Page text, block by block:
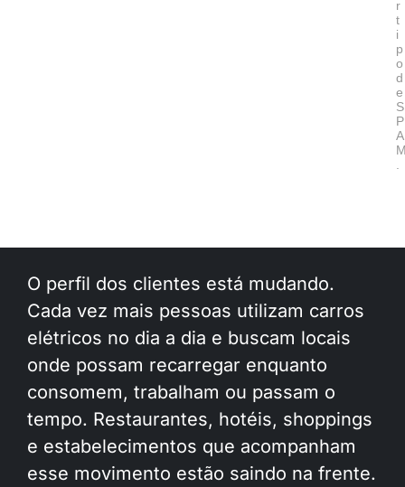
r
t
i
p
o
d
e
S
P
A
O perfil dos clientes está mudando.
Cada vez mais pessoas utilizam carros
elétricos no dia a dia e buscam locais
onde possam recarregar enquanto
consomem, trabalham ou passam o
tempo. Restaurantes, hotéis, shoppings
e estabelecimentos que acompanham
esse movimento estão saindo na frente.